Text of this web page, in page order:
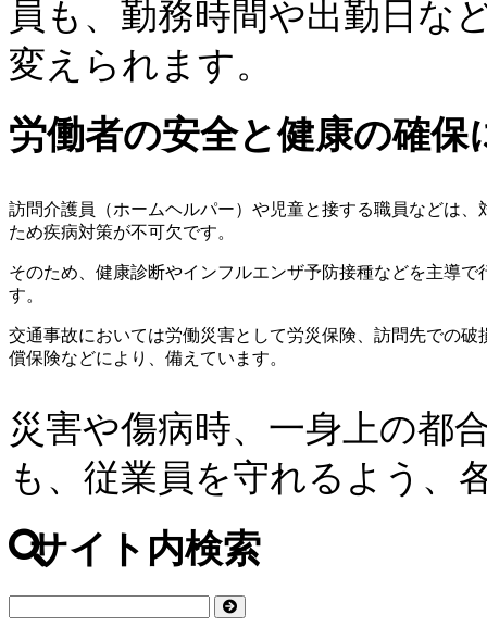
員も、勤務時間や出勤日な
変えられます。
労働者の安全と健康の確保
訪問介護員（ホームヘルパー）や児童と接する職員などは、
ため疾病対策が不可欠です。
そのため、健康診断やインフルエンザ予防接種などを主導で
す。
交通事故においては労働災害として労災保険、訪問先での破
償保険などにより、備えています。
災害や傷病時、一身上の都
も、従業員を守れるよう、
サイト内検索